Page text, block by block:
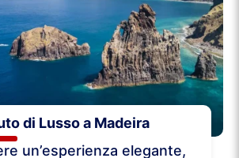
di Lusso a Madeira
un’esperienza elegante,